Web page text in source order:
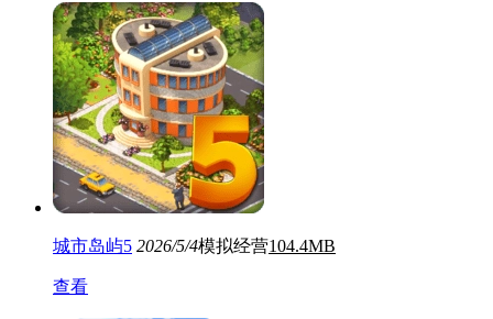
城市岛屿5 2026/5/4模拟经营104.4MB
查看